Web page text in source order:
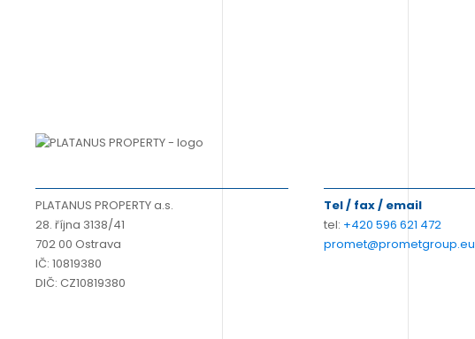
PLATANUS PROPERTY a.s.
28. října 3138/41
702 00 Ostrava
IČ: 10819380
DIČ: CZ10819380
Tel / fax / email
tel: +420 596 621 472
promet@prometgroup.eu